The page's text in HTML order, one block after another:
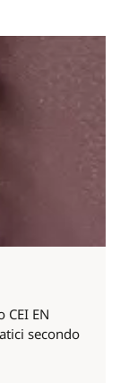
EN
secondo